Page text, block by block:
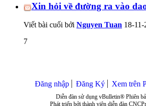
Xin hỏi về đường ra vào
Viết bài cuối bởi Nguyen Tuan 18-11-
7
Đăng nhập Đăng Ký Xem trên
Diễn đàn sử dụng vBulletin® Phiên
Phát triển bởi thành viên diễn đàn